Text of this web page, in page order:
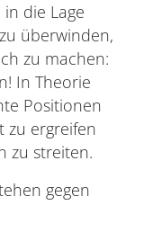
die Lage
überwinden,
zu machen:
In Theorie
Positionen
zu ergreifen
zu streiten.
gegen